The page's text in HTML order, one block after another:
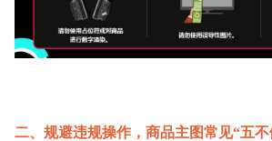
二、规避违规操作，商品主图常见“五